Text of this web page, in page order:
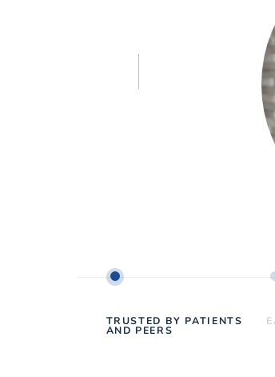
TRUSTED BY PATIENTS
AND PEERS